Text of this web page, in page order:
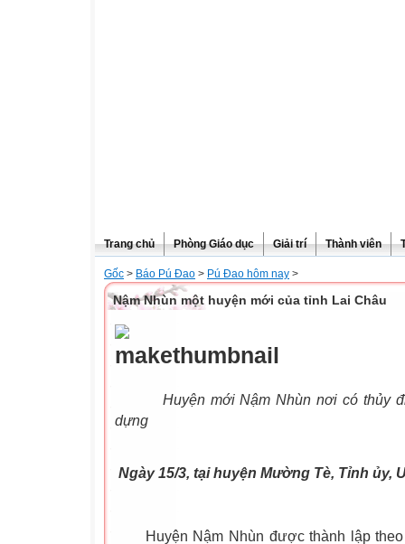
Trang chủ Phòng Giáo dục Giải trí Thành viên
Gốc > Báo Pú Đao > Pú Đao hôm nay >
Nậm Nhùn một huyện mới của tỉnh Lai Châu
Huyện mới Nậm Nhùn nơi có thủy
dựng
Ngày 15/3, tại huyện Mường Tè, Tỉnh ủy,
Huyện Nậm Nhùn được thành lập theo